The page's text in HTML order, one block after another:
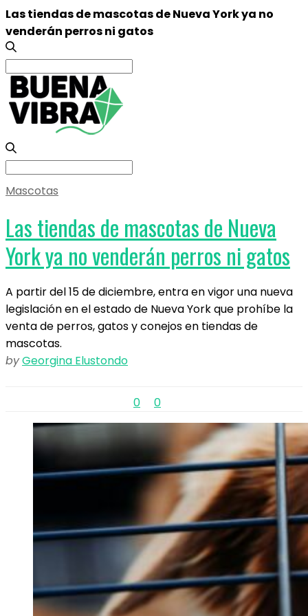
Las tiendas de mascotas de Nueva York ya no
venderán perros ni gatos
Search
for:
Search
Mascotas
Las tiendas de mascotas de Nueva
York ya no venderán perros ni gatos
A partir del 15 de diciembre, entra en vigor una nueva
legislación en el estado de Nueva York que prohíbe la
venta de perros, gatos y conejos en tiendas de
mascotas.
byGeorgina Elustondo
0 0